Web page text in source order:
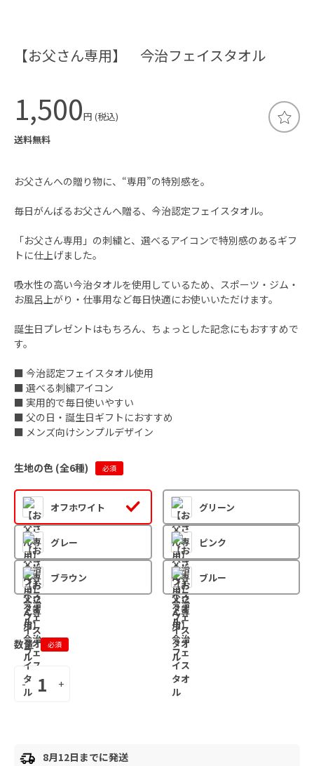
【お父さん専用】 今治フェイスタオル
1,500円 (税込)
送料無料
お父さんへの贈り物に、“専用”の特別感を。
毎日がんばるお父さんへ贈る、今治認定フェイスタオル。
「お父さん専用」の刺繍と、選べるアイコンで特別感のあるギフ
トに仕上げました。
吸水性の高い今治タオルを使用しているため、スポーツ・ジム・
お風呂上がり・仕事用など毎日快適にお使いいただけます。
誕生日プレゼントはもちろん、ちょっとした記念にもおすすめで
す。
■ 今治認定フェイスタオル使用
■ 選べる刺繍アイコン
■ 実用的で毎日使いやすい
■ 父の日・誕生日ギフトにおすすめ
■ メンズ向けシンプルデザイン
生地の色 (全6種) 必須
オフホワイト グリーン
グレー ピンク
ブラウン ブルー
数量 必須
- +
8月12日までに発送